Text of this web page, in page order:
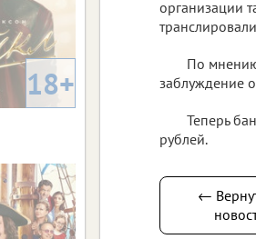
организации
По
заблуждение
Теперь
рублей.
←
18+